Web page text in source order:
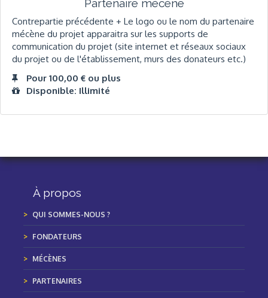
Partenaire mécène
Contrepartie précédente + Le logo ou le nom du partenaire
mécène du projet apparaitra sur les supports de
communication du projet (site internet et réseaux sociaux
du projet ou de l'établissement, murs des donateurs etc.)
Pour 100,00 € ou plus
Disponible: Illimité
À propos
QUI SOMMES-NOUS ?
FONDATEURS
MÉCÈNES
PARTENAIRES